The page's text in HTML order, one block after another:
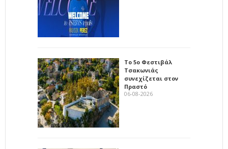
Το 5ο Φεστιβάλ
Τσακωνιάς
συνεχίζεται στον
Πραστό
06-08-2026